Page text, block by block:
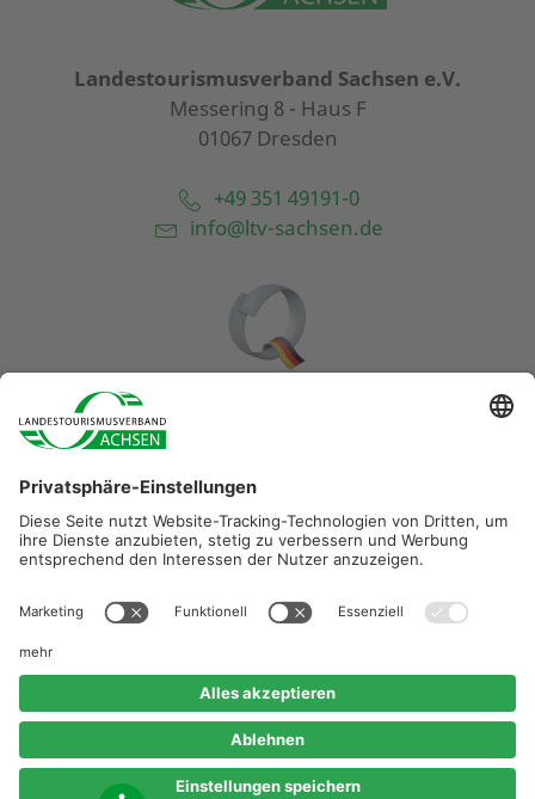
Landestourismusverband Sachsen e.V.
Messering 8 - Haus F
01067 Dresden
+49 351 49191-0
info@ltv-sachsen.de
Diese Maßnahme wird mitfinanziert durch Steuermittel auf
beschlossenen Haushaltes.